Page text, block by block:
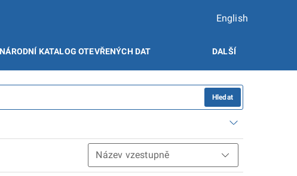
English
NÁRODNÍ KATALOG OTEVŘENÝCH DAT DALŠÍ
Hledat